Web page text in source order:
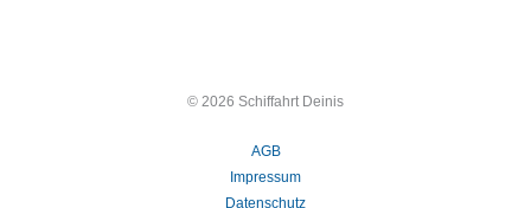
© 2026 Schiffahrt Deinis
AGB
Impressum
Datenschutz